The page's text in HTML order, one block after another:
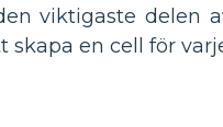
viktigaste delen
en cell för